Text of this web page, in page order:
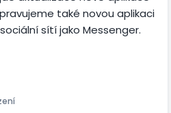
také novou aplikaci
sítí jako Messenger.